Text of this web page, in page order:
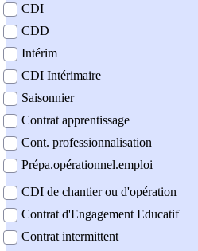
contrat
CDI
CDD
Intérim
CDI Intérimaire
Saisonnier
Contrat apprentissage
Cont. professionnalisation
Prépa.opérationnel.emploi
CDI de chantier ou d'opération
Contrat d'Engagement Educatif
Contrat intermittent